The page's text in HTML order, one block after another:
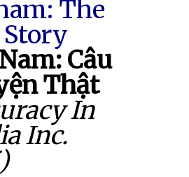
The
Story
Câu
Thật
In
Inc.